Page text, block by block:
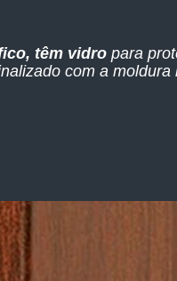
têm vidro para
com a moldura